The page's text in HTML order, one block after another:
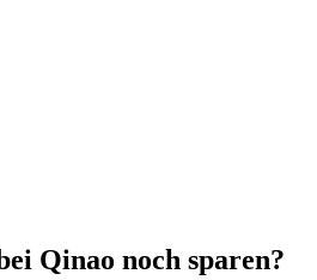
Qinao noch sparen?